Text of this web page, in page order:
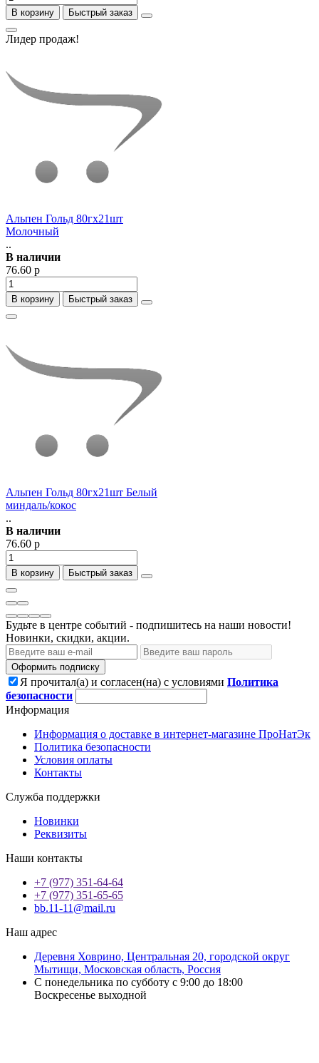
В корзину Быстрый заказ
Лидер продаж!
Альпен Гольд 80гх21шт
Молочный
..
В наличии
76.60 р
В корзину Быстрый заказ
Альпен Гольд 80гх21шт Белый
миндаль/кокос
..
В наличии
76.60 р
В корзину Быстрый заказ
Будьте в центре событий - подпишитесь на наши новости!
Новинки, скидки, акции.
Оформить подписку
Я прочитал(а) и согласен(на) с условиями Политика
безопасности
Информация
Информация о доставке в интернет-магазине ПроНатЭк
Политика безопасности
Условия оплаты
Контакты
Служба поддержки
Новинки
Реквизиты
Наши контакты
+7 (977) 351-64-64
+7 (977) 351-65-65
bb.11-11@mail.ru
Наш адрес
Деревня Ховрино, Центральная 20, городской округ
Мытищи, Московская область, Россия
С понедельника по субботу с 9:00 до 18:00
Воскресенье выходной